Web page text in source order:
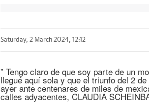
Saturday, 2 March 2024, 12:12
” Tengo claro de que soy parte de un
llegué aquí sola y que el triunfo del 2
ayer ante centenares de miles de
calles adyacentes, CLAUDIA